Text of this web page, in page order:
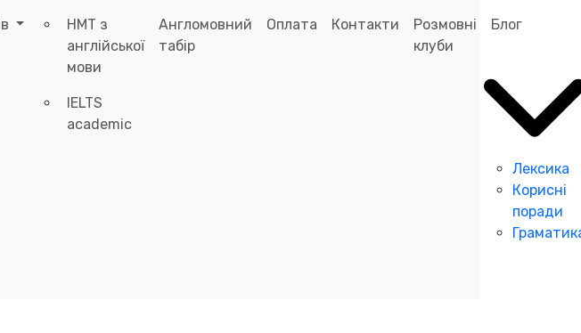
НМТ з
англійської
мови
IELTS
academic
Англомовний
табір
Оплата Контакти
Розмовні
клуби
Блог
Лексика
Корисні
поради